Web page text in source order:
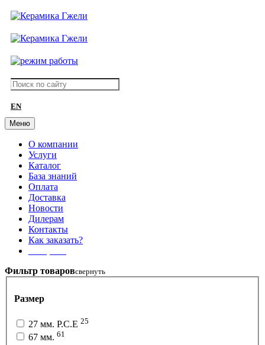
EN
Меню
О компании
Услуги
Каталог
База знаний
Оплата
Доставка
Новости
Дилерам
Контакты
Как заказать?
Фильтр товаровсвернуть
Размер
27 мм. P.C.E 25
67 мм. 61